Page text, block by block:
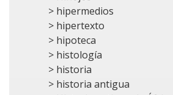
> hipermedios
> hipertexto
> hipoteca
> histología
> historia
> historia antigua